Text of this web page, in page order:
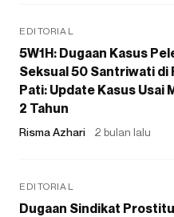
EDITORIAL
5W1H: Dugaan Kasus
Seksual 50 Santriwati di
Pati: Update Kasus Usai
2 Tahun
Risma Azhari 2 bulan lalu
EDITORIAL
Dugaan Sindikat